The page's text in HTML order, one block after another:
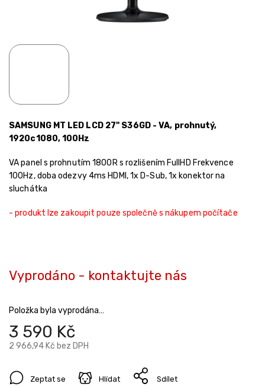
3 590 Kč
2 966,94 Kč bez DPH
Vyprodáno - kontaktujte nás
Položka byla vyprodána…
SAMSUNG MT LED LCD 27" S36GD - VA, prohnutý,
1920c1080, 100Hz
VA panel s prohnutím 1800R s rozlišením FullHD Frekvence
100Hz, doba odezvy 4ms HDMI, 1x D-Sub, 1x konektor na
sluchátka
- produkt lze zakoupit pouze společně s nákupem počítače
Zeptat se Hlídat Sdílet